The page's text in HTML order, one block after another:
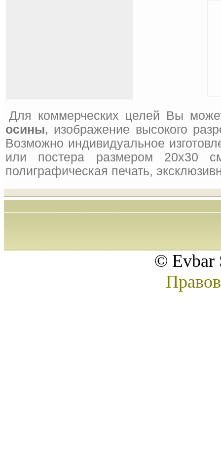
Для коммерческих целей Вы
осины, изображение высокого
Возможно индивидуальное
или постера размером 20x30
полиграфическая печать,
© Evbar